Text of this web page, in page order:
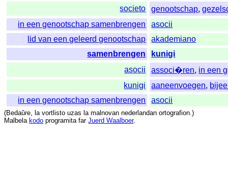
societo
genootschap,
in een genootschap samenbrengen
asocii
lid van een geleerd genootschap
akademiano
samenbrengen
kunigi
asocii
associ�ren, in een
kunigi
aaneenvoegen,
in een genootschap samenbrengen
asocii
(Bedaŭre, la vortlisto uzas la malnovan nederlandan ortografion.)
Malbela kodo programita far Juerd Waalboer.